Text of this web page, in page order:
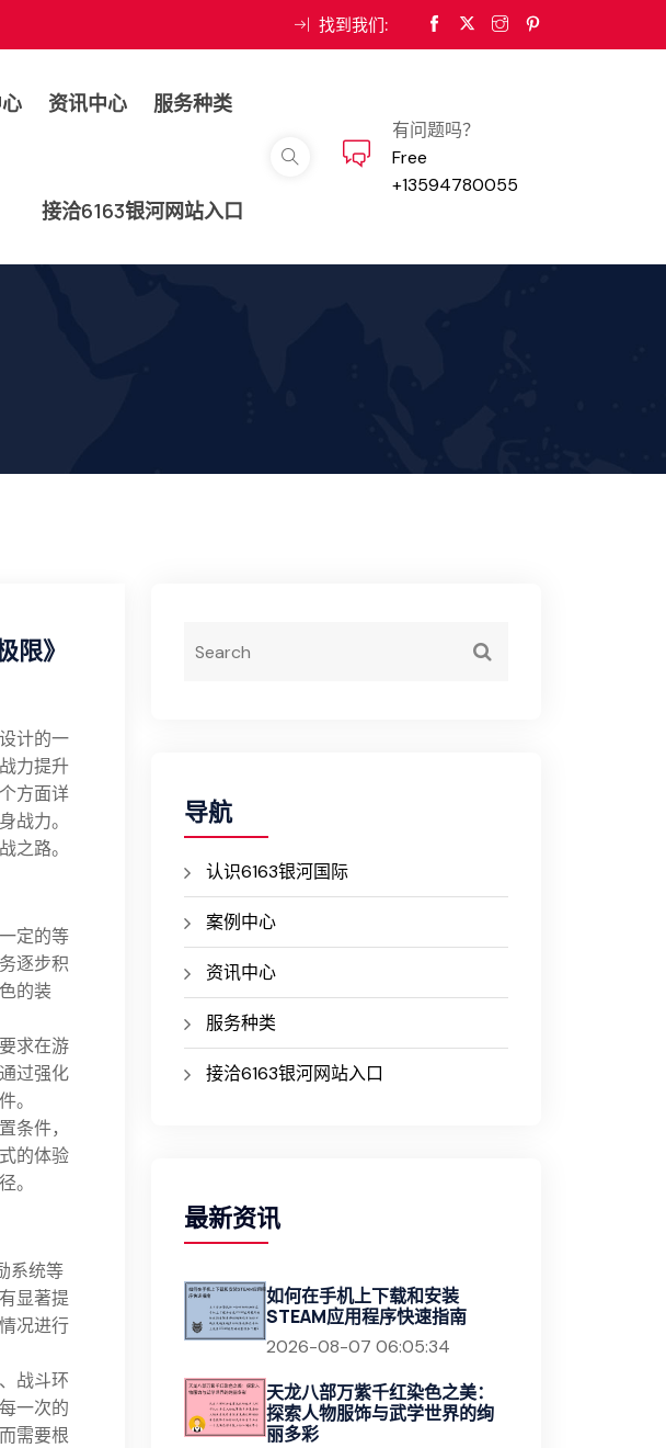
找到我们:
资讯中心 服务种类
接洽6163银河网站入口
有问题吗？
Free
+13594780055
限》
计的一
力提升
方面详
战力。
之路。
定的等
逐步积
的装
求在游
过强化
。
条件，
的体验
。
系统等
显著提
况进行
战斗环
一次的
需要根
导航
认识6163银河国际
案例中心
资讯中心
服务种类
接洽6163银河网站入口
最新资讯
如何在手机上下载和安装
STEAM应用程序快速指南
2026-08-07 06:05:34
天龙八部万紫千红染色之美：
探索人物服饰与武学世界的绚
丽多彩